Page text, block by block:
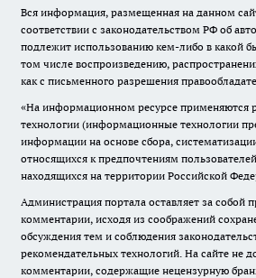
Вся информация, размещенная на данном
соответствии с законодательством РФ об
подлежит использованию кем-либо в какой
том числе воспроизведению,
как с письменного разрешения
«На информационном ресурсе применяются
технологии (информационные технологии
информации на основе сбора,
относящихся к предпочтениям
находящихся на территории Российской
Администрация портала оставляет за собой
комментарии, исходя из соображений
обсуждения тем и соблюдения
рекомендательных технологий. На сайте не
комментарии, содержащие нецензурную